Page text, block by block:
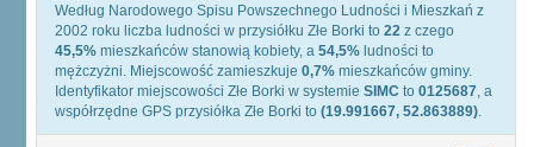
Według Narodowego Spisu Powszechnego Ludności i Mieszkań z
2002 roku liczba ludności w przysiółku Złe Borki to 22 z czego
45,5% mieszkańców stanowią kobiety, a 54,5% ludności to
mężczyżni. Miejscowość zamieszkuje 0,7% mieszkańców gminy.
Identyfikator miejscowości Złe Borki w systemie SIMC to 0125687, a
współrzędne GPS przysiółka Złe Borki to (19.991667, 52.863889).